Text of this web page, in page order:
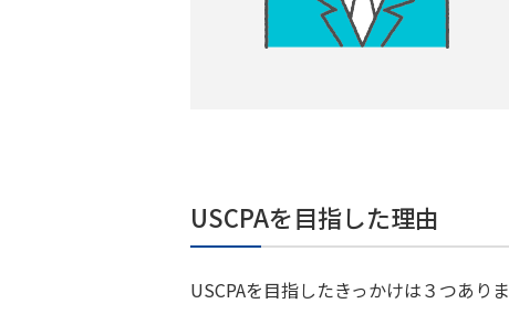
USCPAを目指した理由
USCPAを目指したきっかけは３つありま